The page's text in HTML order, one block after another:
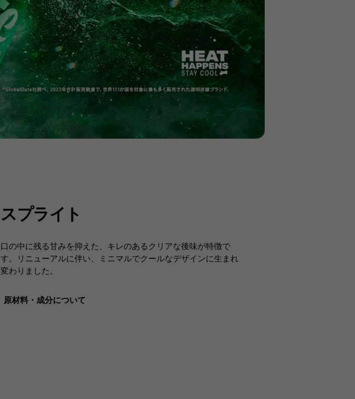
スプライト
口の中に残る甘みを抑えた、キレのあるクリアな後味が特徴で
す。リニューアルに伴い、ミニマルでクールなデザインに生まれ
変わりました。
原材料・成分について